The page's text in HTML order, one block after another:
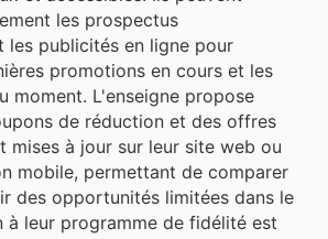
les prospectus
les publicités en ligne pour
promotions en cours et les
moment. L'enseigne propose
de réduction et des offres
mises à jour sur leur site web ou
mobile, permettant de comparer
des opportunités limitées dans le
à leur programme de fidélité est